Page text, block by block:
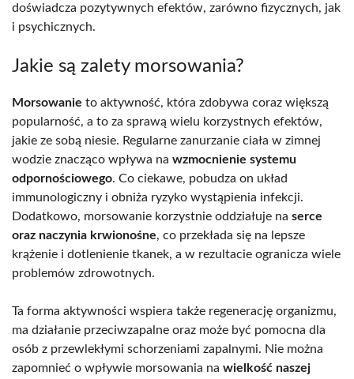
doświadcza pozytywnych efektów, zarówno fizycznych, jak
i psychicznych.
Jakie są zalety morsowania?
Morsowanie to aktywność, która zdobywa coraz większą
popularność, a to za sprawą wielu korzystnych efektów,
jakie ze sobą niesie. Regularne zanurzanie ciała w zimnej
wodzie znacząco wpływa na wzmocnienie systemu
odpornościowego. Co ciekawe, pobudza on układ
immunologiczny i obniża ryzyko wystąpienia infekcji.
Dodatkowo, morsowanie korzystnie oddziałuje na serce
oraz naczynia krwionośne, co przekłada się na lepsze
krążenie i dotlenienie tkanek, a w rezultacie ogranicza wiele
problemów zdrowotnych.
Ta forma aktywności wspiera także regenerację organizmu,
ma działanie przeciwzapalne oraz może być pomocna dla
osób z przewlekłymi schorzeniami zapalnymi. Nie można
zapomnieć o wpływie morsowania na wielkość naszej